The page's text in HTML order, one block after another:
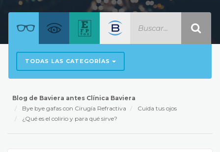
TODAS LAS CATEGORÍAS
Blog de Baviera antes Clínica Baviera
Bye bye gafas con Cirugía Refractiva
Cuida tus ojos
¿Qué es el colirio y para qué sirve?